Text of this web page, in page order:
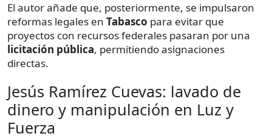
El autor añade que, posteriormente, se impulsaron
reformas legales en Tabasco para evitar que
proyectos con recursos federales pasaran por una
licitación pública, permitiendo asignaciones
directas.
Jesús Ramírez Cuevas: lavado de
dinero y manipulación en Luz y
Fuerza